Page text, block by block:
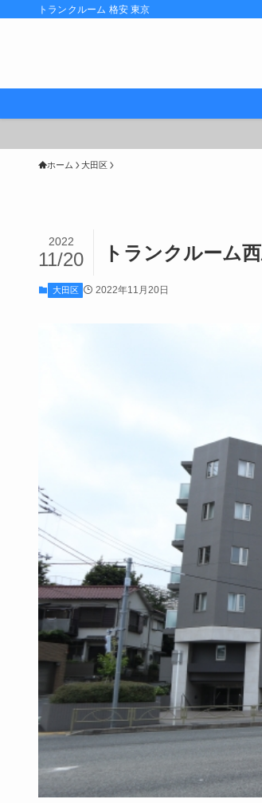
トランクルーム 格安 東京
ホーム 大田区
トランクルーム
2022
11/20
大田区 2022年11月20日